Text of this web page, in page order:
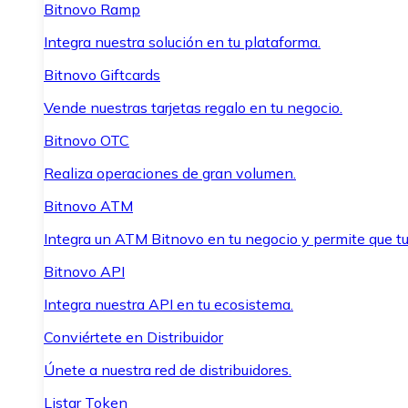
Bitnovo Ramp
Integra nuestra solución en tu plataforma.
Bitnovo Giftcards
Vende nuestras tarjetas regalo en tu negocio.
Bitnovo OTC
Realiza operaciones de gran volumen.
Bitnovo ATM
Integra un ATM Bitnovo en tu negocio y permite que
Bitnovo API
Integra nuestra API en tu ecosistema.
Conviértete en Distribuidor
Únete a nuestra red de distribuidores.
Listar Token